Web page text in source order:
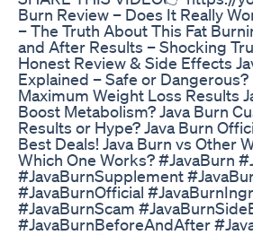
Burn Review – Does It Really
– The Truth About This Fat
and After Results – Shocking
Honest Review & Side Effects
Explained – Safe or
Maximum Weight Loss Results
Boost Metabolism? Java Burn
Results or Hype? Java Burn
Best Deals! Java Burn vs Other
Which One Works? #JavaBurn
#JavaBurnSupplement
#JavaBurnOfficial
#JavaBurnScam
#JavaBurnBeforeAndAfter